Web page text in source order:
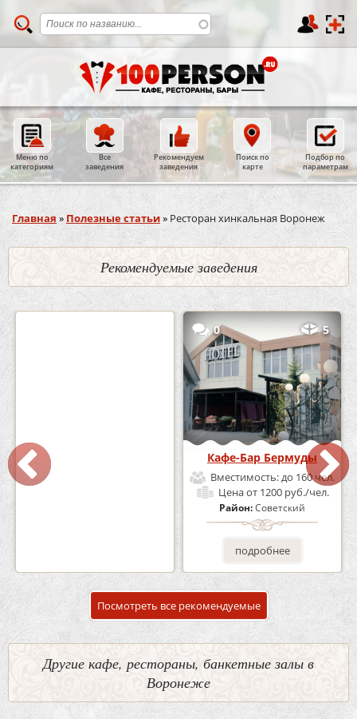
Меню по
категориям
Все
заведения
Рекомендуем
заведения
Поиск по
карте
Подбор по
параметрам
Вы здесь
Главная » Полезные статьи» Ресторан хинкальная Воронеж
Рекомендуемые заведения
Кафе «Шишка»
Вместимость:
0 5
Кафе-Бар Бермуды
Вместимость:до 160 чел.
Ценаот 1200 руб./чел.
Район:Советский
подробнее
Посмотреть все рекомендуемые
Другие кафе, рестораны, банкетные залы в
Воронеже